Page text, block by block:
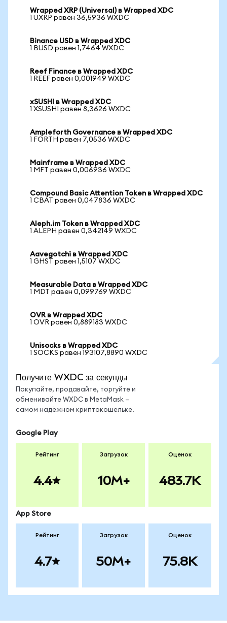
Wrapped XRP (Universal) в Wrapped XDC
1 UXRP равен 36,5936 WXDC
Binance USD в Wrapped XDC
1 BUSD равен 1,7464 WXDC
Reef Finance в Wrapped XDC
1 REEF равен 0,001949 WXDC
xSUSHI в Wrapped XDC
1 XSUSHI равен 8,3626 WXDC
Ampleforth Governance в Wrapped XDC
1 FORTH равен 7,0536 WXDC
Mainframe в Wrapped XDC
1 MFT равен 0,006936 WXDC
Compound Basic Attention Token в Wrapped XDC
1 CBAT равен 0,047836 WXDC
Aleph.im Token в Wrapped XDC
1 ALEPH равен 0,342149 WXDC
Aavegotchi в Wrapped XDC
1 GHST равен 1,5107 WXDC
Measurable Data в Wrapped XDC
1 MDT равен 0,099769 WXDC
OVR в Wrapped XDC
1 OVR равен 0,889183 WXDC
Unisocks в Wrapped XDC
1 SOCKS равен 193107,8890 WXDC
Получите WXDC за секунды
Покупайте, продавайте, торгуйте и
обменивайте WXDC в MetaMask —
самом надёжном криптокошельке.
Google Play
Рейтинг
4.4
Загрузок
10M+
Оценок
483.7K
App Store
Рейтинг
4.7
Загрузок
50M+
Оценок
75.8K